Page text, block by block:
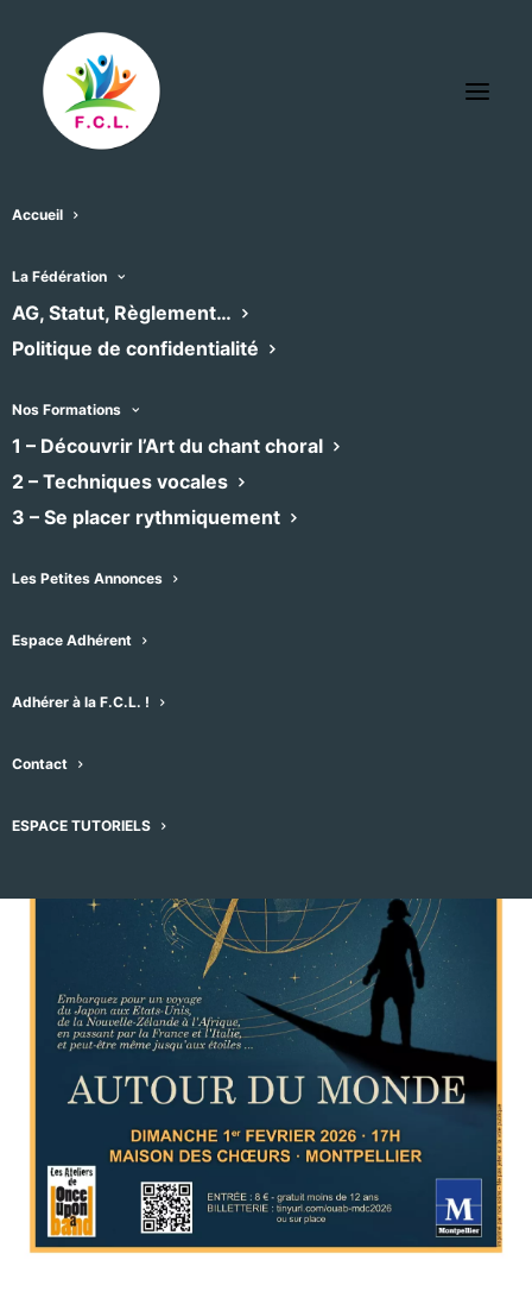
Accueil
La Fédération
AG, Statut, Règlement…
Politique de confidentialité
Nos Formations
1 – Découvrir l’Art du chant choral
2 – Techniques vocales
3 – Se placer rythmiquement
Les Petites Annonces
Espace Adhérent
Adhérer à la F.C.L. !
Contact
ESPACE TUTORIELS
« Tous les Évènements
Autour du Monde